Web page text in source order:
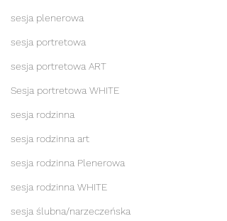
sesja plenerowa
sesja portretowa
sesja portretowa ART
Sesja portretowa WHITE
sesja rodzinna
sesja rodzinna art
sesja rodzinna Plenerowa
sesja rodzinna WHITE
sesja ślubna/narzeczeńska